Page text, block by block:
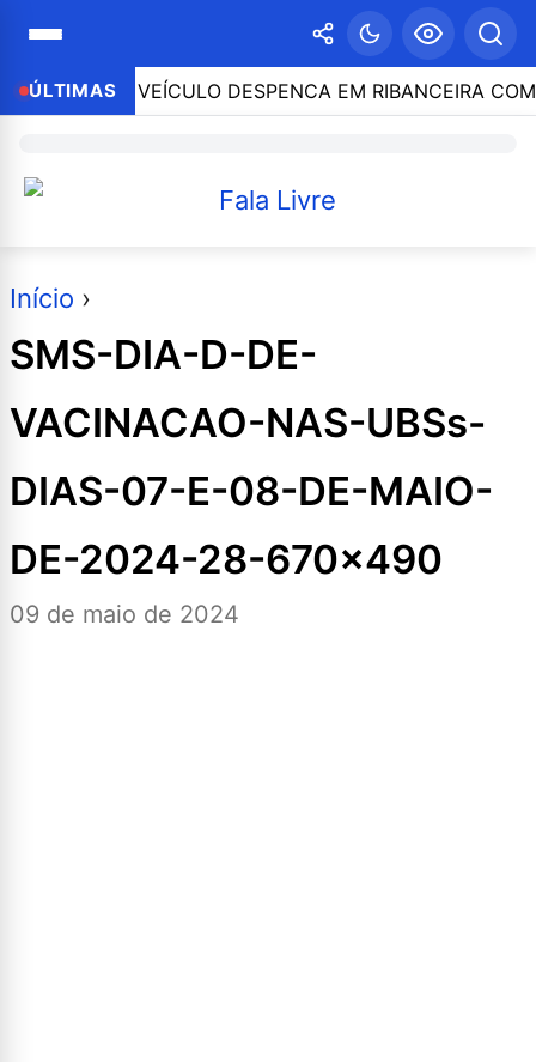
ÚLTIMASE VEÍCULO DESPENCA EM RIBANCEIRA COM
Início ›
SMS-DIA-D-DE-
VACINACAO-NAS-UBSs-
DIAS-07-E-08-DE-MAIO-
DE-2024-28-670×490
09 de maio de 2024